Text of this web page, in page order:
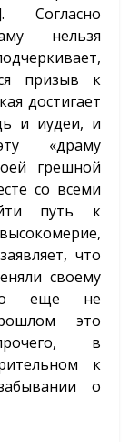
. Согласно
нельзя
призыв к
достигает
и иудеи, и
«драму
грешной
со всеми
путь к
что
своему
еще не
это
в
к
о